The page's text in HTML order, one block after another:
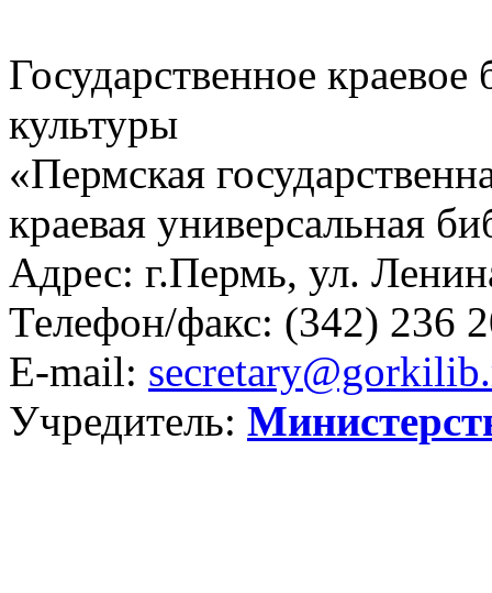
Государственное
культуры
«Пермская
краевая универсальная
Адрес: г.Пермь, ул.
Телефон/факс: (342) 236
E-mail:
Учредитель: